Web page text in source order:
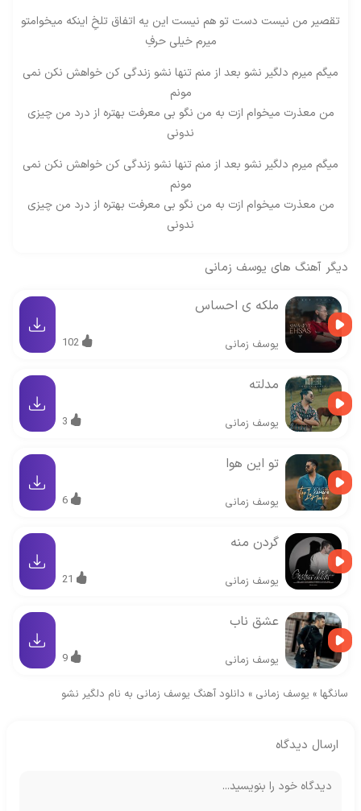
تقصیر من نیست دست تو هم نیست این یه اتفاق تلخِ اینکه میخوامتو
میرم خیلی حرفِ
میگم میرم دلگیر نشو بعد از منم تنها نشو زندگی کن خواهش نکن نمی
مونم
من معذرت میخوام ازت به من نگو بی معرفت بهتره از درد من چیزی
ندونی
میگم میرم دلگیر نشو بعد از منم تنها نشو زندگی کن خواهش نکن نمی
مونم
من معذرت میخوام ازت به من نگو بی معرفت بهتره از درد من چیزی
ندونی
دیگر آهنگ های یوسف زمانی
ملکه ی احساس
یوسف زمانی 102
مدلته
یوسف زمانی 3
تو این هوا
یوسف زمانی 6
گردن منه
یوسف زمانی 21
عشق ناب
یوسف زمانی 9
سانگها » یوسف زمانی » دانلود آهنگ یوسف زمانی به نام دلگیر نشو
ارسال دیدگاه